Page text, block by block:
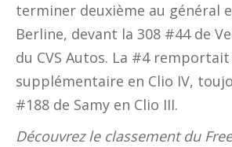
terminer deuxième au général
Berline, devant la 308 #44 de
du CVS Autos. La #4
supplémentaire en Clio IV,
#188 de Samy en Clio III.
Découvrez le classement du